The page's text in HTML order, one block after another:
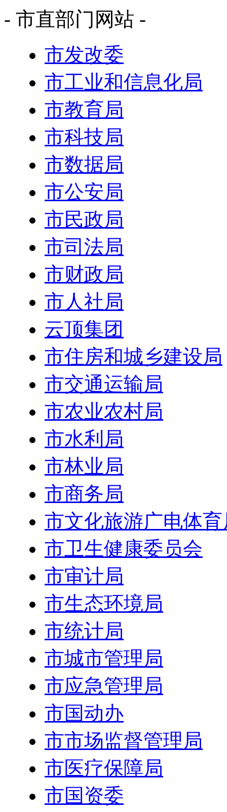
- 市直部门网站 -
市发改委
市工业和信息化局
市教育局
市科技局
市数据局
市公安局
市民政局
市司法局
市财政局
市人社局
云顶集团
市住房和城乡建设局
市交通运输局
市农业农村局
市水利局
市林业局
市商务局
市文化旅游广电体育
市卫生健康委员会
市审计局
市生态环境局
市统计局
市城市管理局
市应急管理局
市国动办
市市场监督管理局
市医疗保障局
市国资委